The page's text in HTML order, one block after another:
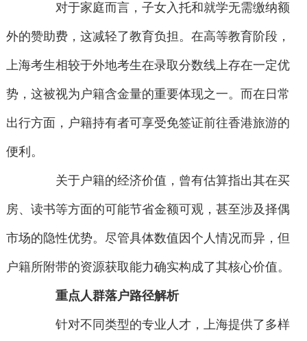
对于家庭而言，子女入托和就学无需缴纳额
外的赞助费，这减轻了教育负担。在高等教育阶段，
上海考生相较于外地考生在录取分数线上存在一定优
势，这被视为户籍含金量的重要体现之一。而在日常
出行方面，户籍持有者可享受免签证前往香港旅游的
便利。
关于户籍的经济价值，曾有估算指出其在买
房、读书等方面的可能节省金额可观，甚至涉及择偶
市场的隐性优势。尽管具体数值因个人情况而异，但
户籍所附带的资源获取能力确实构成了其核心价值。
重点人群落户路径解析
针对不同类型的专业人才，上海提供了多样